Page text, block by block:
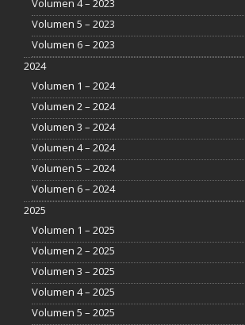
Volumen 4 – 2023
Volumen 5 – 2023
Volumen 6 – 2023
2024
Volumen 1 – 2024
Volumen 2 – 2024
Volumen 3 – 2024
Volumen 4 – 2024
Volumen 5 – 2024
Volumen 6 – 2024
2025
Volumen 1 – 2025
Volumen 2 – 2025
Volumen 3 – 2025
Volumen 4 – 2025
Volumen 5 – 2025